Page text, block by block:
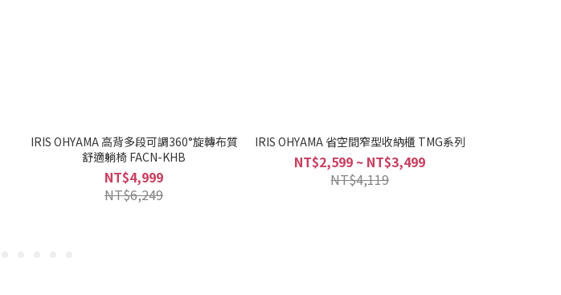
IRIS OHYAMA 高背多段可調360°旋轉布質
舒適躺椅 FACN-KHB
NT$4,999
NT$6,249
IRIS OHYAMA 省空間窄型收納櫃 TMG系列
NT$2,599 ~ NT$3,499
NT$4,119